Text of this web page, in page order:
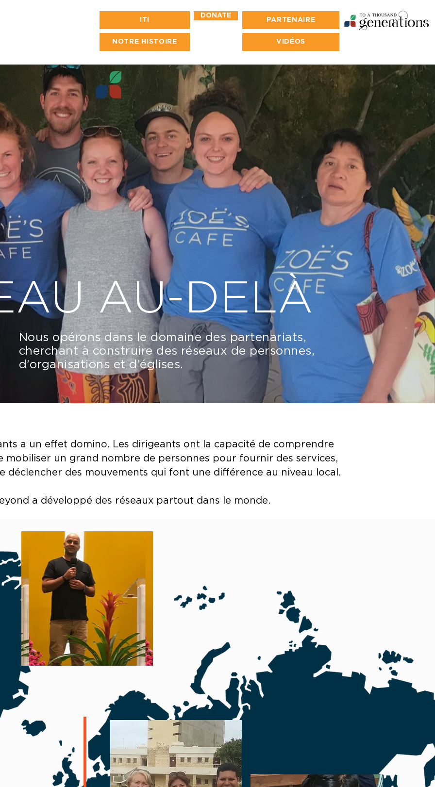
ITI
NOTRE HISTOIRE
DONATE
PARTENAIRE
VIDÉOS
Nous opérons dans le domaine des partenariats,
cherchant à construire des réseaux de personnes,
d’organisations et d’églises.
AU-DELÀ
a un effet domino. Les dirigeants ont la capacité de comprendre
mobiliser un grand nombre de personnes pour fournir des services,
déclencher des mouvements qui font une différence au niveau local.
a développé des réseaux partout dans le monde.